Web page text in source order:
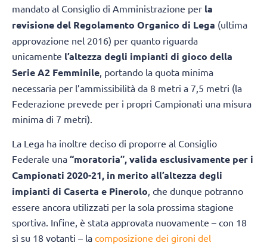
mandato al Consiglio di Amministrazione per la
revisione del Regolamento Organico di Lega (ultima
approvazione nel 2016) per quanto riguarda
unicamente l’altezza degli impianti di gioco della
Serie A2 Femminile, portando la quota minima
necessaria per l’ammissibilità da 8 metri a 7,5 metri (la
Federazione prevede per i propri Campionati una misura
minima di 7 metri).
La Lega ha inoltre deciso di proporre al Consiglio
Federale una “moratoria”, valida esclusivamente per i
Campionati 2020-21, in merito all’altezza degli
impianti di Caserta e Pinerolo , che dunque potranno
essere ancora utilizzati per la sola prossima stagione
sportiva. Infine, è stata approvata nuovamente – con 18
sì su 18 votanti – la composizione dei gironi del